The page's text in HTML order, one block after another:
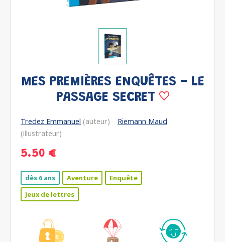
MES PREMIÈRES ENQUÊTES - LE
PASSAGE SECRET
Tredez Emmanuel (auteur)
Riemann Maud
(illustrateur)
5.50 €
dès 6 ans Aventure
Enquête
Jeux de lettres